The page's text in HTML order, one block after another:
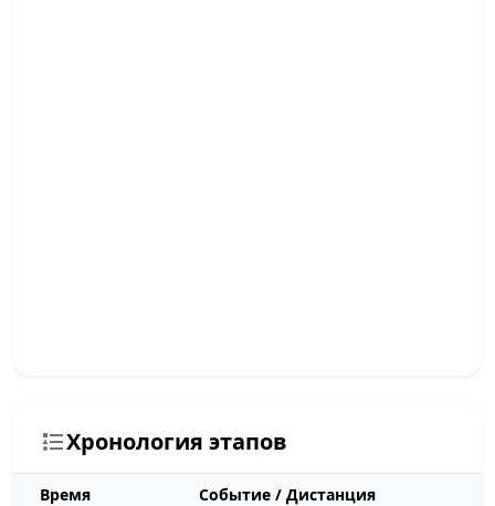
Хронология этапов
Время Событие / Дистанция